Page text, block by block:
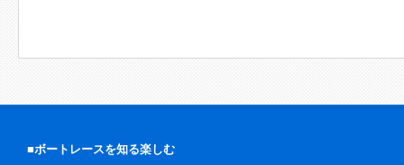
■ボートレースを知る楽しむ